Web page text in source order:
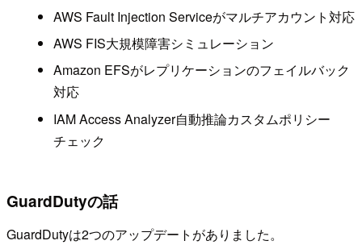
AWS Fault Injection Serviceがマルチアカウント対応
AWS FIS大規模障害シミュレーション
Amazon EFSがレプリケーションのフェイルバック
対応
IAM Access Analyzer自動推論カスタムポリシー
チェック
GuardDutyの話
GuardDutyは2つのアップデートがありました。